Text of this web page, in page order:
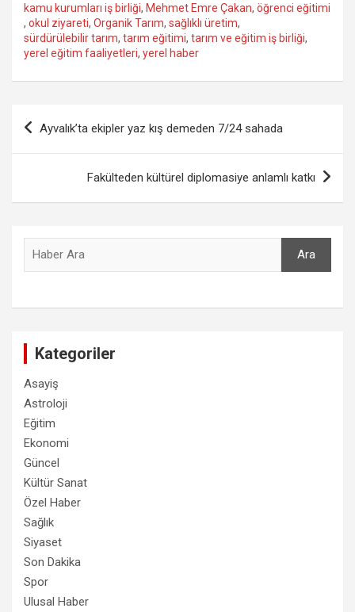
kamu kurumları iş birliği, Mehmet Emre Çakan, öğrenci eğitimi
, okul ziyareti, Organik Tarım, sağlıklı üretim,
sürdürülebilir tarım, tarım eğitimi, tarım ve eğitim iş birliği,
yerel eğitim faaliyetleri, yerel haber
Yazı
gezinmesi
Ayvalık’ta ekipler yaz kış demeden 7/24 sahada
Fakülteden kültürel diplomasiye anlamlı katkı
Ara
Kategoriler
Asayiş
Astroloji
Eğitim
Ekonomi
Güncel
Kültür Sanat
Özel Haber
Sağlık
Siyaset
Son Dakika
Spor
Ulusal Haber